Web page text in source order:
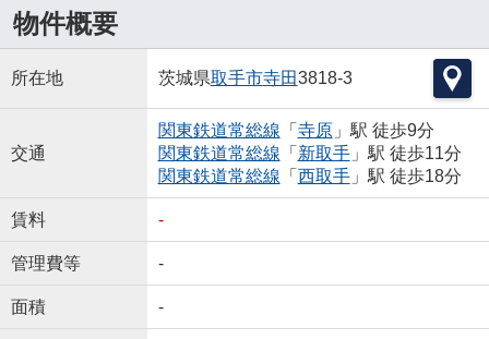
物件概要
所在地 茨城県取手市寺田3818-3
交通
関東鉄道常総線 「 寺原」駅 徒歩9分
関東鉄道常総線 「 新取手」駅 徒歩11分
関東鉄道常総線 「 西取手」駅 徒歩18分
賃料 -
管理費等 -
面積 -